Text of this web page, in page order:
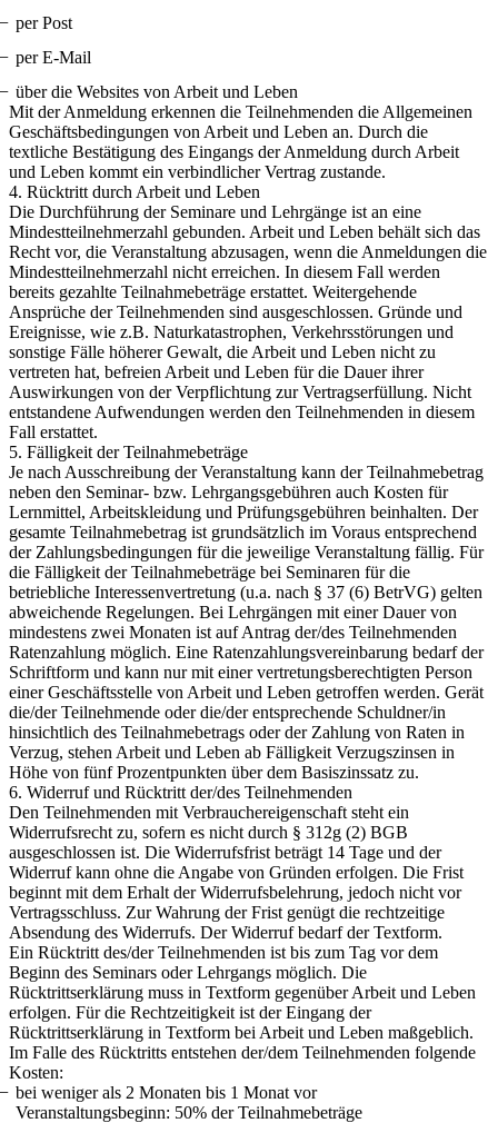
per Post
per E-Mail
über die Websites von Arbeit und Leben
Mit der Anmeldung erkennen die Teilnehmenden die Allgemeinen
Geschäftsbedingungen von Arbeit und Leben an. Durch die
textliche Bestätigung des Eingangs der Anmeldung durch Arbeit
und Leben kommt ein verbindlicher Vertrag zustande.
4. Rücktritt durch Arbeit und Leben
Die Durchführung der Seminare und Lehrgänge ist an eine
Mindestteilnehmerzahl gebunden. Arbeit und Leben behält sich das
Recht vor, die Veranstaltung abzusagen, wenn die Anmeldungen die
Mindestteilnehmerzahl nicht erreichen. In diesem Fall werden
bereits gezahlte Teilnahmebeträge erstattet. Weitergehende
Ansprüche der Teilnehmenden sind ausgeschlossen. Gründe und
Ereignisse, wie z.B. Naturkatastrophen, Verkehrsstörungen und
sonstige Fälle höherer Gewalt, die Arbeit und Leben nicht zu
vertreten hat, befreien Arbeit und Leben für die Dauer ihrer
Auswirkungen von der Verpflichtung zur Vertragserfüllung. Nicht
entstandene Aufwendungen werden den Teilnehmenden in diesem
Fall erstattet.
5. Fälligkeit der Teilnahmebeträge
Je nach Ausschreibung der Veranstaltung kann der Teilnahmebetrag
neben den Seminar- bzw. Lehrgangsgebühren auch Kosten für
Lernmittel, Arbeitskleidung und Prüfungsgebühren beinhalten. Der
gesamte Teilnahmebetrag ist grundsätzlich im Voraus entsprechend
der Zahlungsbedingungen für die jeweilige Veranstaltung fällig. Für
die Fälligkeit der Teilnahmebeträge bei Seminaren für die
betriebliche Interessenvertretung (u.a. nach § 37 (6) BetrVG) gelten
abweichende Regelungen. Bei Lehrgängen mit einer Dauer von
mindestens zwei Monaten ist auf Antrag der/des Teilnehmenden
Ratenzahlung möglich. Eine Ratenzahlungsvereinbarung bedarf der
Schriftform und kann nur mit einer vertretungsberechtigten Person
einer Geschäftsstelle von Arbeit und Leben getroffen werden. Gerät
die/der Teilnehmende oder die/der entsprechende Schuldner/in
hinsichtlich des Teilnahmebetrags oder der Zahlung von Raten in
Verzug, stehen Arbeit und Leben ab Fälligkeit Verzugszinsen in
Höhe von fünf Prozentpunkten über dem Basiszinssatz zu.
6. Widerruf und Rücktritt der/des Teilnehmenden
Den Teilnehmenden mit Verbrauchereigenschaft steht ein
Widerrufsrecht zu, sofern es nicht durch § 312g (2) BGB
ausgeschlossen ist. Die Widerrufsfrist beträgt 14 Tage und der
Widerruf kann ohne die Angabe von Gründen erfolgen. Die Frist
beginnt mit dem Erhalt der Widerrufsbelehrung, jedoch nicht vor
Vertragsschluss. Zur Wahrung der Frist genügt die rechtzeitige
Absendung des Widerrufs. Der Widerruf bedarf der Textform.
Ein Rücktritt des/der Teilnehmenden ist bis zum Tag vor dem
Beginn des Seminars oder Lehrgangs möglich. Die
Rücktrittserklärung muss in Textform gegenüber Arbeit und Leben
erfolgen. Für die Rechtzeitigkeit ist der Eingang der
Rücktrittserklärung in Textform bei Arbeit und Leben maßgeblich.
Im Falle des Rücktritts entstehen der/dem Teilnehmenden folgende
Kosten:
bei weniger als 2 Monaten bis 1 Monat vor
Veranstaltungsbeginn: 50% der Teilnahmebeträge